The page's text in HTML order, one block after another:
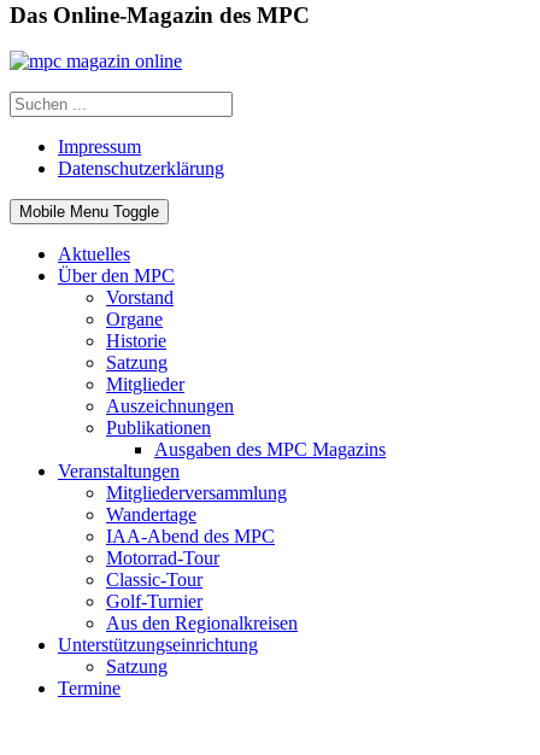
Das Online-Magazin des MPC
Impressum
Datenschutzerklärung
Mobile Menu Toggle
Aktuelles
Über den MPC
Vorstand
Organe
Historie
Satzung
Mitglieder
Auszeichnungen
Publikationen
Ausgaben des MPC Magazins
Veranstaltungen
Mitgliederversammlung
Wandertage
IAA-Abend des MPC
Motorrad-Tour
Classic-Tour
Golf-Turnier
Aus den Regionalkreisen
Unterstützungseinrichtung
Satzung
Termine